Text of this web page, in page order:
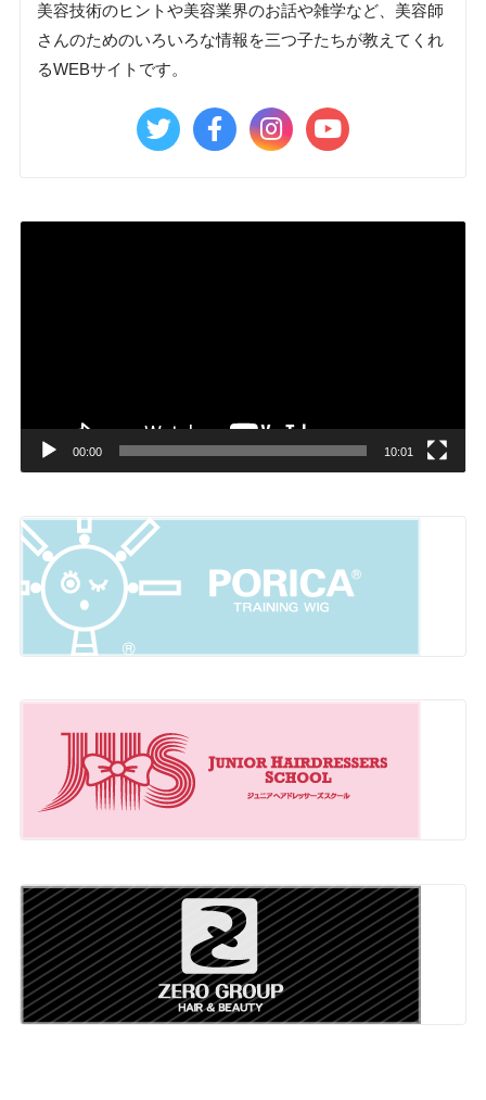
美容技術のヒントや美容業界のお話や雑学など、美容師
さんのためのいろいろな情報を三つ子たちが教えてくれ
るWEBサイトです。
00:00 10:01